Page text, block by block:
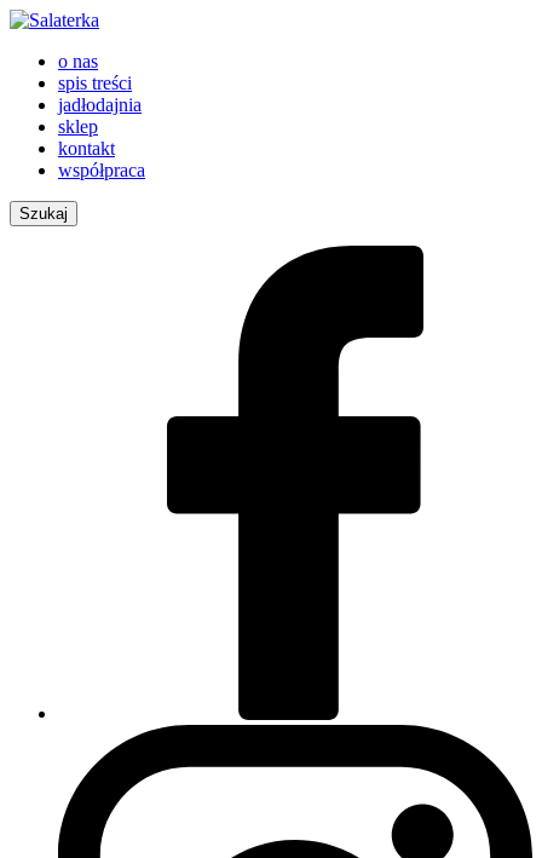
o nas
spis treści
jadłodajnia
sklep
kontakt
współpraca
Szukaj